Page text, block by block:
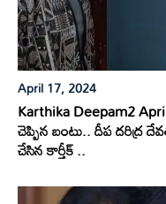
April 17, 2024
Karthika Deepam2
చెప్పిన బంటు.. దీప దరిద్ర
చేసిన కార్తీక్ ..